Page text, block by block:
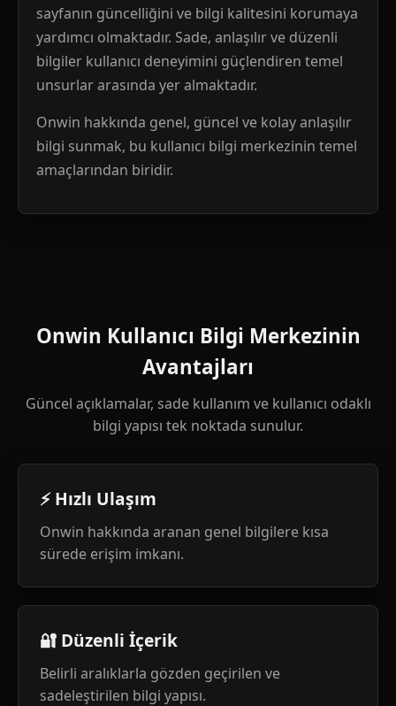
sayfanın güncelliğini ve bilgi kalitesini korumaya
yardımcı olmaktadır. Sade, anlaşılır ve düzenli
bilgiler kullanıcı deneyimini güçlendiren temel
unsurlar arasında yer almaktadır.
Onwin hakkında genel, güncel ve kolay anlaşılır
bilgi sunmak, bu kullanıcı bilgi merkezinin temel
amaçlarından biridir.
Onwin Kullanıcı Bilgi Merkezinin
Avantajları
Güncel açıklamalar, sade kullanım ve kullanıcı odaklı
bilgi yapısı tek noktada sunulur.
⚡ Hızlı Ulaşım
Onwin hakkında aranan genel bilgilere kısa
sürede erişim imkanı.
🔐 Düzenli İçerik
Belirli aralıklarla gözden geçirilen ve
sadeleştirilen bilgi yapısı.